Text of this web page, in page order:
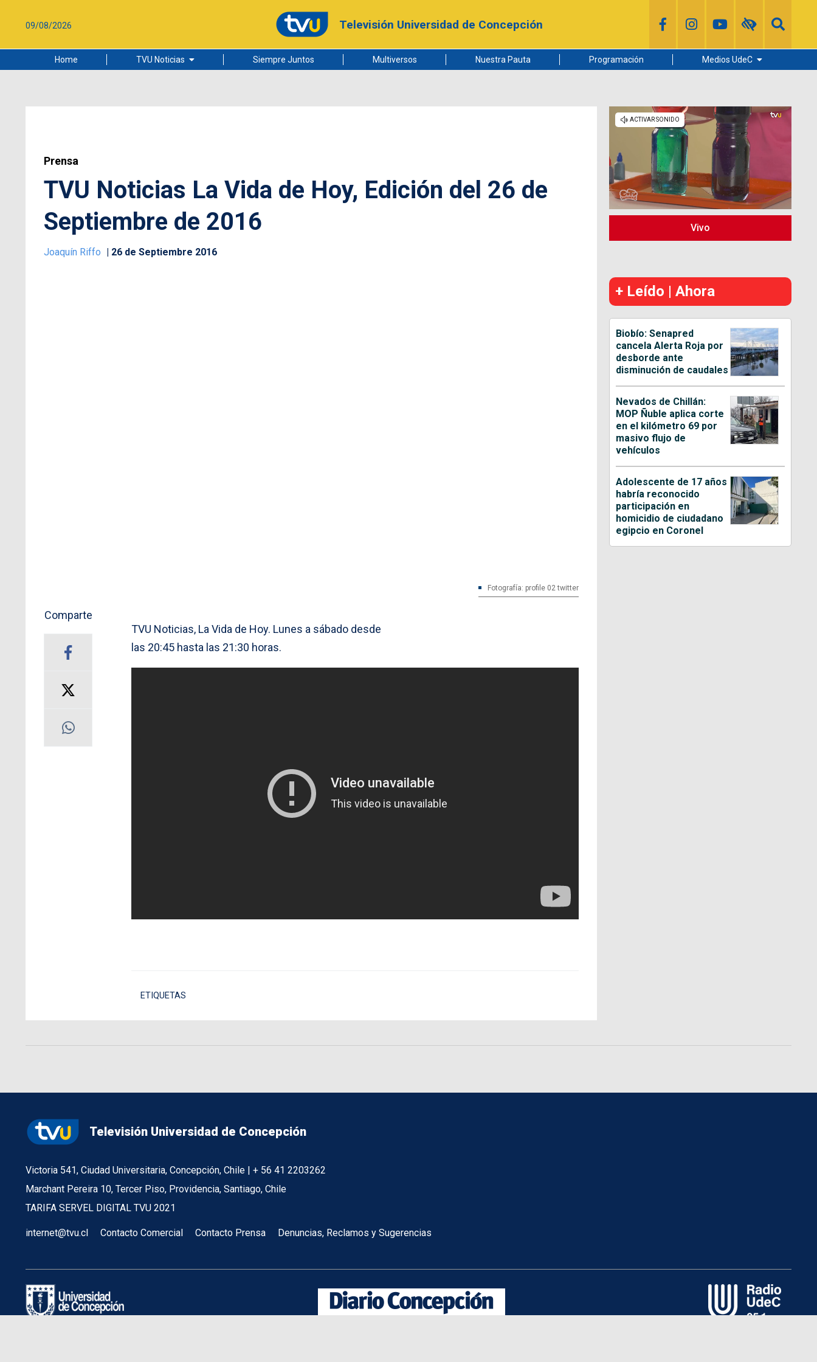
09/08/2026 Televisión Universidad de Concepción
Home TVU Noticias
Ciudad
Siempre Juntos Multiversos Nuestra Pauta Programación Medios UdeC
Radio UdeC
Noticias UdeC
La Discusión
Prensa
TVU Noticias La Vida de Hoy, Edición del 26 de
Septiembre de 2016
Joaquín Riffo 26 de Septiembre 2016
Fotografía: profile 02 twitter
Comparte
TVU Noticias, La Vida de Hoy. Lunes a sábado desde
las 20:45 hasta las 21:30 horas.
ETIQUETAS
Vivo
+ Leído | Ahora
Biobío: Senapred
cancela Alerta Roja por
desborde ante
disminución de caudales
Nevados de Chillán:
MOP Ñuble aplica corte
en el kilómetro 69 por
masivo flujo de
vehículos
Adolescente de 17 años
habría reconocido
participación en
homicidio de ciudadano
egipcio en Coronel
Televisión Universidad de Concepción
Victoria 541, Ciudad Universitaria, Concepción, Chile | + 56 41 2203262
Marchant Pereira 10, Tercer Piso, Providencia, Santiago, Chile
TARIFA SERVEL DIGITAL TVU 2021
internet@tvu.cl Contacto Comercial Contacto Prensa Denuncias, Reclamos y Sugerencias